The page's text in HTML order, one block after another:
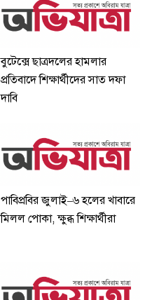
বুটেক্সে ছাত্রদলের হামলার
প্রতিবাদে শিক্ষার্থীদের সাত দফা
দাবি
পাবিপ্রবির জুলাই–৬ হলের খাবারে
মিলল পোকা, ক্ষুব্ধ শিক্ষার্থীরা